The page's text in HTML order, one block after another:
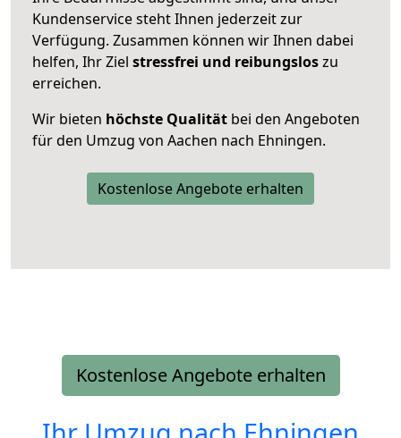
Kundenservice steht Ihnen jederzeit zur
Verfügung. Zusammen können wir Ihnen dabei
helfen, Ihr Ziel stressfrei und reibungsloszu
erreichen.
Wir bieten höchste Qualität bei den Angeboten
für den Umzug von Aachen nach Ehningen.
Kostenlose Angebote erhalten
Kostenlose Angebote erhalten